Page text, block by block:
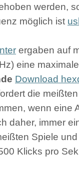
werden,
möglich ist
ergaben auf
eine
Download
die
wenn eine
daher, immer
Spiele
Klicks pro